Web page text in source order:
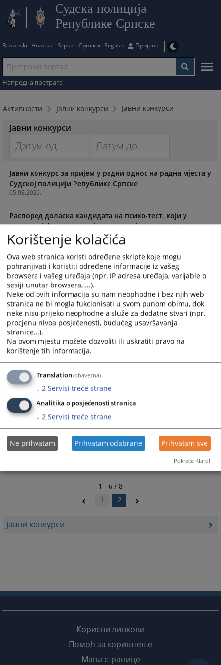
Судска полиција
Републике Српске
Bosanski Hrvatski Srpski Српски English Пријава
Напредна претрага
Активности Јавни конкурси Јавни конкурси
Јавни конкурси
Јавни конкурси
forward
to
interact
with
the
calendar
and
a
date.
Press
the
question
mark
key
to
get
keyboard
shortcuts
for
changing
dates.
forward
to
with
the
calendar
and
a
date.
Press
the
question
mark
key
to
get
shortcuts
for
changing
dates.
05.08.2026.
Јавни конкурс за пријем у радни однос на радна мјеста у
Судској полицији Републике Српске
09.06.2026.
Распоред доласка кандидата на психо-тест, који у
тренутној фази селекције испуњавају услове по Јавном
конкурсу број СУ-СП-390/26
09.06.2026.
Листа кандидата који не испуњавају услове по Јавном
конкурсу број СУ-СП-390/26 од 15.05.2026. године
08.06.2026.
Тест опште информисаности за кандидате за полазнике
основне обуке за приправнике Судске полиције
Републике Српске
27.04.2026.
ОБАВЈЕШТЕЊЕ О УТВРЂЕНОЈ РАНГ ЛИСТИ КАНДИДАТА
ПО КОНКУРСУ, БРОЈ СУ-СП-282/26 ОД 27.03.2026. ГОДИНЕ
12.12.2025.
ОБАВЈЕШТЕЊЕ О УТВРЂЕНОЈ РАНГ ЛИСТИ КАНДИДАТА
1 - 6 / 8
1 2
Корисни линкови
Помоћ за кориштење
Мапа странице
Korištenje kolačića
Ova web stranica koristi određene skripte koje mogu
pohranjivati i koristiti određene informacije iz vašeg
browsera i vašeg uređaja (npr. IP adresa uređaja, varijable o
sesiji unutar browsera, ...).
Neke od ovih informacija su nam neophodne i bez njih web
stranica ne bi mogla fukcionisati u svom punom obimu, dok
neke nisu prijeko neophodne a služe za dodatne stvari (npr.
procjenu nivoa posjećenosti, budućeg usavršavanja
stranice...).
Na ovom mjestu možete dozvoliti ili uskratiti pravo na
korištenje tih informacija.
Translation(obavezna)
↓ 2 Servisi treće strane
Analitika o posjećenosti stranica
↓ 2 Servisi treće strane
Ne prihvatam Prihvatam odabrane Prihvatam sve
Pokreće Klaro!